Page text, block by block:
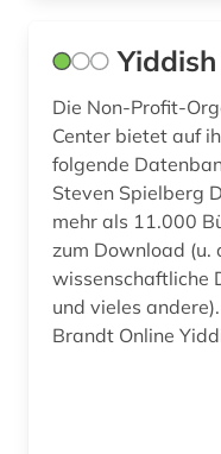
baltikum (1)
bargfeld (1)
barock (1)
basteln (1)
Die Non-Profit-
Center bietet auf
folgende Datenbanken: Digital
Steven Spielberg
mehr als 11.000
zum Download (u.
wissenschaftliche
und vieles andere). Archival Recordings Frances
Brandt Online